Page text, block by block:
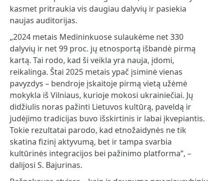
kasmet pritraukia vis daugiau dalyvių ir pasiekia
naujas auditorijas.
„2024 metais Medininkuose sulaukėme net 330
dalyvių ir net 99 proc. jų etnosportą išbandė pirmą
kartą. Tai rodo, kad ši veikla yra nauja, įdomi,
reikalinga. Štai 2025 metais ypač įsiminė vienas
pavyzdys – bendroje įskaitoje pirmą vietą užėmė
mokykla iš Vilniaus, kurioje mokosi ukrainiečiai. Jų
didžiulis noras pažinti Lietuvos kultūrą, paveldą ir
judėjimo tradicijas buvo išskirtinis ir labai įkvepiantis.
Tokie rezultatai parodo, kad etnožaidynės ne tik
skatina fizinį aktyvumą, bet ir tampa svarbia
kultūrinės integracijos bei pažinimo platforma“, –
dalijosi S. Bajurinas.